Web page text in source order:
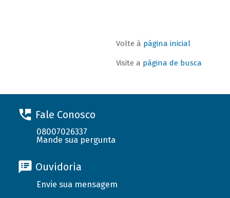
Volte à página inicial
Visite a página de busca
Fale Conosco
08007026337
Mande sua pergunta
Ouvidoria
Envie sua mensagem